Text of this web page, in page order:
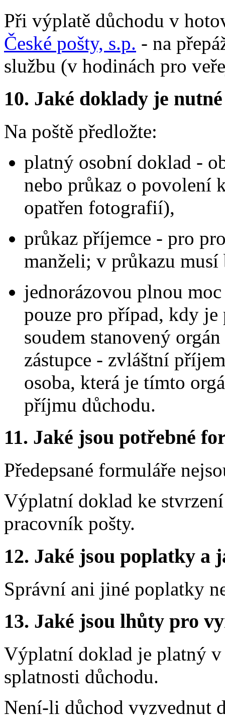
Při výplatě důchodu v
České pošty, s.p. - na
službu (v hodinách pro
10. Jaké doklady je
Na poště předložte:
platný osobní doklad -
nebo průkaz o povolení
opatřen fotografií),
průkaz příjemce - pro
manželi; v průkazu musí
jednorázovou plnou
pouze pro případ, kdy je
soudem stanovený
zástupce - zvláštní
osoba, která je tímto
příjmu důchodu.
11. Jaké jsou potřebné
Předepsané formuláře
Výplatní doklad ke
pracovník pošty.
12. Jaké jsou poplatky a
Správní ani jiné poplatky
13. Jaké jsou lhůty pro
Výplatní doklad je platný v
splatnosti důchodu.
Není-li důchod vyzvednut